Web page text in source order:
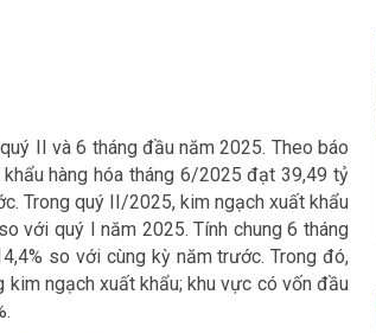
II và 6 tháng đầu năm 2025. Theo báo
khẩu hàng hóa tháng 6/2025 đạt 39,49 tỷ
Trong quý II/2025, kim ngạch xuất khẩu
với quý I năm 2025. Tính chung 6 tháng
so với cùng kỳ năm trước. Trong đó,
kim ngạch xuất khẩu; khu vực có vốn đầu